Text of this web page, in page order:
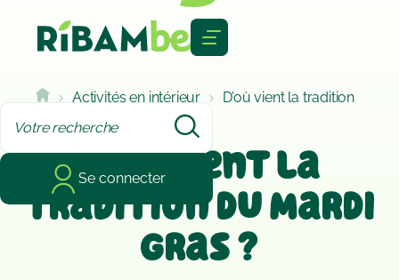
Se connecter
Activités en intérieur
D’où vient la tradition
du Mardi Gras ?
D’où vient la
tradition du Mardi
Gras ?
Cookies management panel